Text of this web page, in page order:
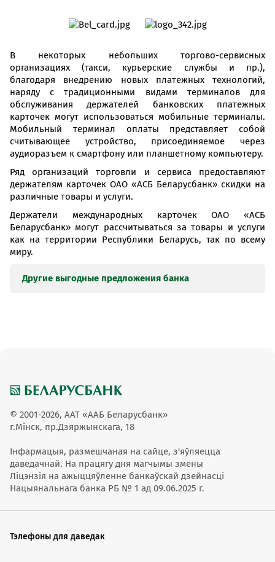
В некоторых небольших торгово-сервисных
организациях (такси, курьерские службы и пр.),
благодаря внедрению новых платежных технологий,
наряду с традиционными видами терминалов для
обслуживания держателей банковских платежных
карточек могут использоваться мобильные терминалы.
Мобильный терминал оплаты представляет собой
считывающее устройство, присоединяемое через
аудиоразъем к смартфону или планшетному компьютеру.
Ряд организаций торговли и сервиса предоставляют
держателям карточек ОАО «АСБ Беларусбанк» скидки на
различные товары и услуги.
Держатели международных карточек ОАО «АСБ
Беларусбанк» могут рассчитываться за товары и услуги
как на территории Республики Беларусь, так по всему
миру.
Другие выгодные предложения банка
© 2001-2026, ААТ «ААБ Беларусбанк»
г.Мінск, пр.Дзяржынскага, 18
Інфармацыя, размешчаная на сайце, з'яўляецца
даведачнай. На працягу дня магчымы змены
Ліцэнзія на ажыццяўленне банкаўскай дзейнасці
Нацыянальнага банка РБ № 1 ад 09.06.2025 г.
Тэлефоны для даведак